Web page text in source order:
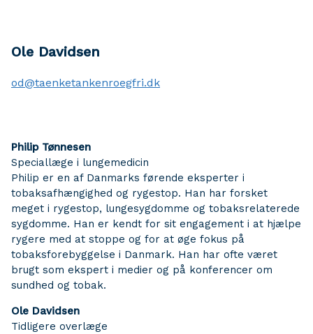
Ole Davidsen
od@taenketankenroegfri.dk
Philip Tønnesen
Speciallæge i lungemedicin
Philip er en af Danmarks førende eksperter i
tobaksafhængighed og rygestop. Han har forsket
meget i rygestop, lungesygdomme og tobaksrelaterede
sygdomme. Han er kendt for sit engagement i at hjælpe
rygere med at stoppe og for at øge fokus på
tobaksforebyggelse i Danmark. Han har ofte været
brugt som ekspert i medier og på konferencer om
sundhed og tobak.
Ole Davidsen
Tidligere overlæge